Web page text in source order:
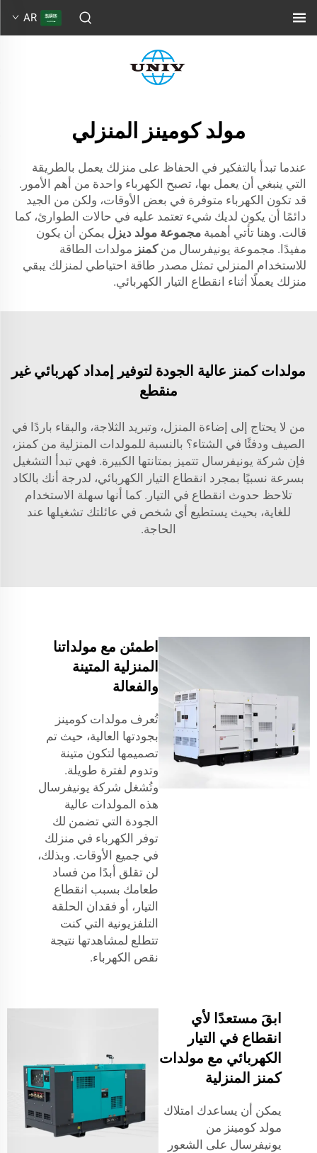
AR
مولد كومينز المنزلي
عندما تبدأ بالتفكير في الحفاظ على منزلك يعمل بالطريقة
التي ينبغي أن يعمل بها، تصبح الكهرباء واحدة من أهم الأمور.
قد تكون الكهرباء متوفرة في بعض الأوقات، ولكن من الجيد
دائمًا أن يكون لديك شيء تعتمد عليه في حالات الطوارئ، كما
قالت. وهنا تأتي أهمية مجموعة مولد ديزل يمكن أن يكون
مفيدًا. مجموعة يونيفرسال منكمنز مولدات الطاقة
للاستخدام المنزلي تمثل مصدر طاقة احتياطي لمنزلك يبقي
منزلك يعملًا أثناء انقطاع التيار الكهربائي.
مولدات كمنز عالية الجودة لتوفير إمداد كهربائي غير
منقطع
من لا يحتاج إلى إضاءة المنزل، وتبريد الثلاجة، والبقاء باردًا في
الصيف ودفئًا في الشتاء؟ بالنسبة للمولدات المنزلية من كمنز،
فإن شركة يونيفرسال تتميز بمتانتها الكبيرة. فهي تبدأ التشغيل
بسرعة نسبيًا بمجرد انقطاع التيار الكهربائي، لدرجة أنك بالكاد
تلاحظ حدوث انقطاع في التيار. كما أنها سهلة الاستخدام
للغاية، بحيث يستطيع أي شخص في عائلتك تشغيلها عند
الحاجة.
اطمئن مع مولداتنا
المنزلية المتينة
والفعالة
تُعرف مولدات كومينز
بجودتها العالية، حيث تم
تصميمها لتكون متينة
وتدوم لفترة طويلة.
وتُشغل شركة يونيفرسال
هذه المولدات عالية
الجودة التي تضمن لك
توفر الكهرباء في منزلك
في جميع الأوقات. وبذلك،
لن تقلق أبدًا من فساد
طعامك بسبب انقطاع
التيار، أو فقدان الحلقة
التلفزيونية التي كنت
تتطلع لمشاهدتها نتيجة
نقص الكهرباء.
ابقَ مستعدًا لأي
انقطاع في التيار
الكهربائي مع مولدات
كمنز المنزلية
يمكن أن يساعدك امتلاك
مولد كومينز من
يونيفرسال على الشعور